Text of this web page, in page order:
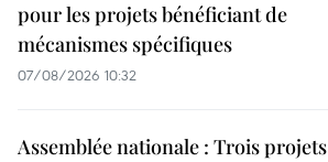
pour les projets bénéficiant de
mécanismes spécifiques
07/08/2026 10:32
Assemblée nationale : Trois projets